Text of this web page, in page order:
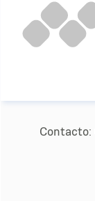
Contacto: